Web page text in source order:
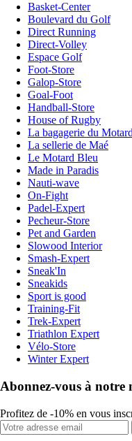
Basket-Center
Boulevard du Golf
Direct Running
Direct-Volley
Espace Golf
Foot-Store
Galop-Store
Goal-Foot
Handball-Store
House of Rugby
La bagagerie du Motard
La sellerie de Maé
Le Motard Bleu
Made in Paradis
Nauti-wave
On-Fight
Padel-Expert
Pecheur-Store
Pet and Garden
Slowood Interior
Smash-Expert
Sneak'In
Sneakids
Sport is good
Training-Fit
Trek-Expert
Triathlon Expert
Vélo-Store
Winter Expert
Abonnez-vous à notre
Profitez de -10% en vous